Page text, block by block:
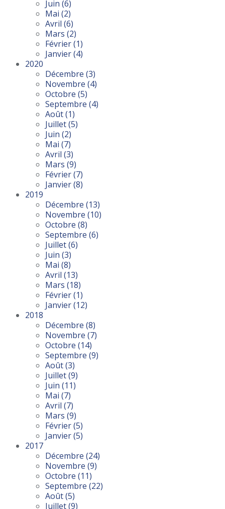
Juin (6)
Mai (2)
Avril (6)
Mars (2)
Février(1)
Janvier(4)
2020
Décembre (3)
Novembre (4)
Octobre (5)
Septembre (4)
Août(1)
Juillet(5)
Juin (2)
Mai (7)
Avril (3)
Mars (9)
Février(7)
Janvier(8)
2019
Décembre (13)
Novembre (10)
Octobre (8)
Septembre (6)
Juillet(6)
Juin (3)
Mai (8)
Avril (13)
Mars (18)
Février(1)
Janvier(12)
2018
Décembre (8)
Novembre (7)
Octobre (14)
Septembre (9)
Août(3)
Juillet(9)
Juin (11)
Mai (7)
Avril (7)
Mars (9)
Février(5)
Janvier(5)
2017
Décembre (24)
Novembre (9)
Octobre (11)
Septembre (22)
Août(5)
Juillet(9)